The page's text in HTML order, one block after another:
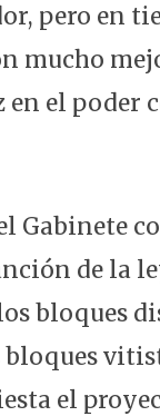
pero en
mucho
en el poder
Gabinete
de la
bloques
el